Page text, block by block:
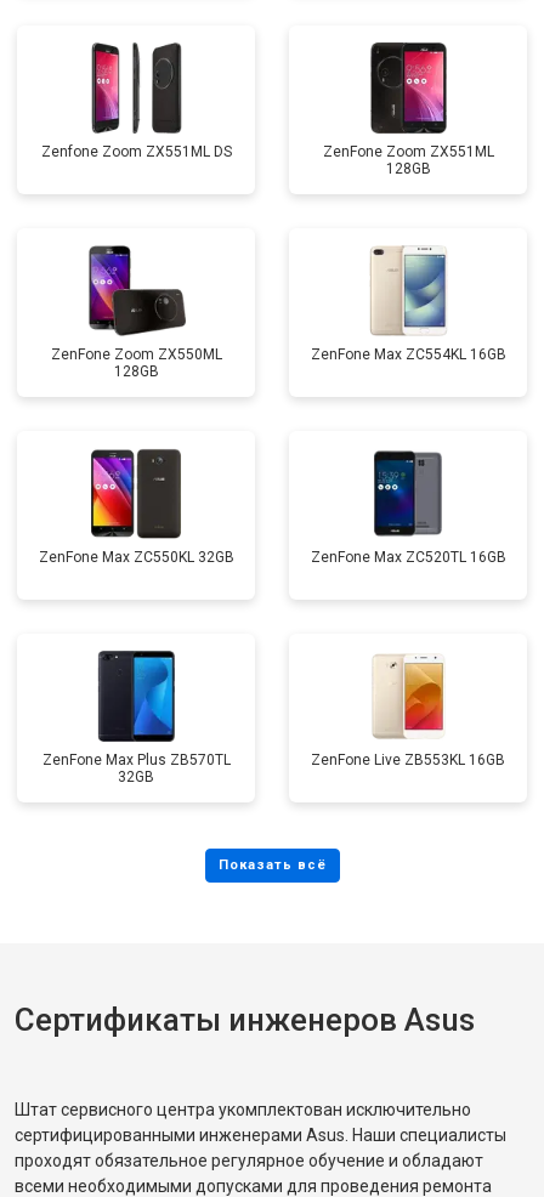
Zenfone Zoom ZX551ML DS
ZenFone Zoom ZX551ML
128GB
ZenFone Zoom ZX550ML
128GB
ZenFone Max ZC554KL 16GB
ZenFone Max ZC550KL 32GB ZenFone Max ZC520TL 16GB
ZenFone Max Plus ZB570TL
32GB
ZenFone Live ZB553KL 16GB
Сертификаты инженеров Asus
Штат сервисного центра укомплектован исключительно
сертифицированными инженерами Asus. Наши специалисты
проходят обязательное регулярное обучение и обладают
всеми необходимыми допусками для проведения ремонта